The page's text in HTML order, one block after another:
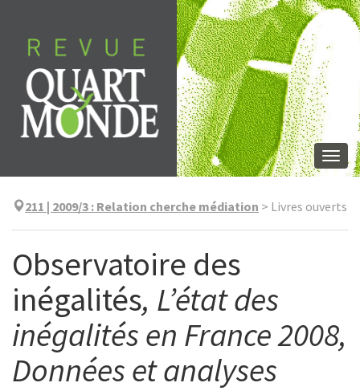
contenu
211 | 2009/3 : Relation cherche médiation > Livres ouverts
Observatoire des
inégalités, L’état des
inégalités en France 2008,
Données et analyses